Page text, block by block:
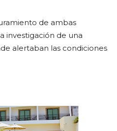
de ambas
investigación de una
alertaban las condiciones